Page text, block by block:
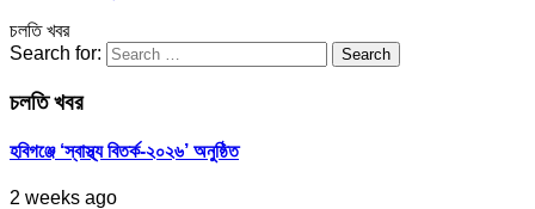
চলতি খবর
Search for:
চলতি খবর
হবিগঞ্জে ‘স্বাস্থ্য বিতর্ক-২০২৬’ অনুষ্ঠিত
2 weeks ago